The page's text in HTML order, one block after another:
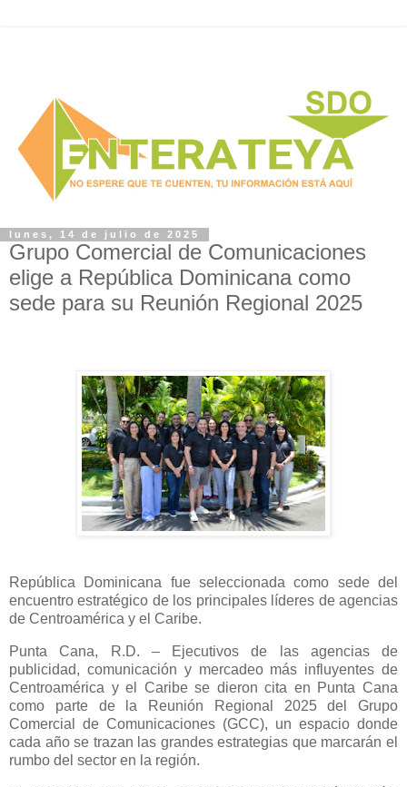
lunes, 14 de julio de 2025
Grupo Comercial de Comunicaciones
elige a República Dominicana como
sede para su Reunión Regional 2025
República Dominicana fue seleccionada como sede del
encuentro estratégico de los principales líderes de agencias
de Centroamérica y el Caribe.
Punta Cana, R.D. – Ejecutivos de las agencias de
publicidad, comunicación y mercadeo más influyentes de
Centroamérica y el Caribe se dieron cita en Punta Cana
como parte de la Reunión Regional 2025 del Grupo
Comercial de Comunicaciones (GCC), un espacio donde
cada año se trazan las grandes estrategias que marcarán el
rumbo del sector en la región.